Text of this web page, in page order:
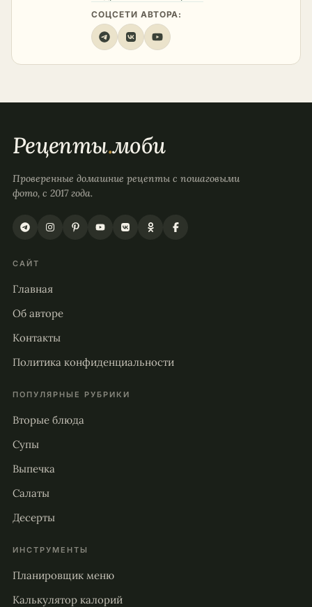
СОЦСЕТИ АВТОРА:
Рецепты.моби
Проверенные домашние рецепты с пошаговыми
фото, с 2017 года.
САЙТ
Главная
Об авторе
Контакты
Политика конфиденциальности
ПОПУЛЯРНЫЕ РУБРИКИ
Вторые блюда
Супы
Выпечка
Салаты
Десерты
ИНСТРУМЕНТЫ
Планировщик меню
Калькулятор калорий